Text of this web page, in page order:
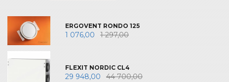
ERGOVENT RONDO 125
1 076,00 1 297,00
FLEXIT NORDIC CL4
29 948,00 44 700,00